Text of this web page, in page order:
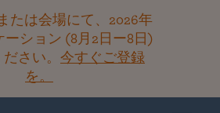
たは会場にて、2026年
ーション (8月2日ー8日)
さい。 今すぐご登録
を。
戻る